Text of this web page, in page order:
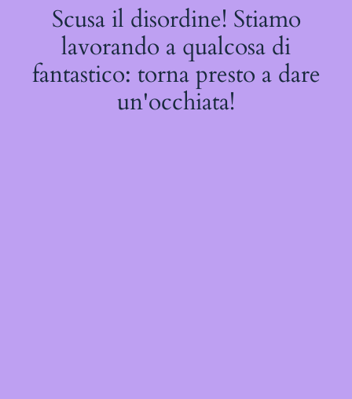
Scusa il disordine! Stiamo
lavorando a qualcosa di
fantastico: torna presto a dare
un'occhiata!